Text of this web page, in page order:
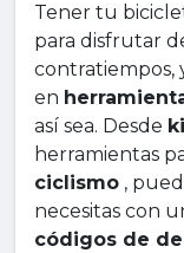
Tener tu
para disfrutar
contratiempos,
en
así sea. Desde
herramientas
ciclismo ,
necesitas con
códigos de